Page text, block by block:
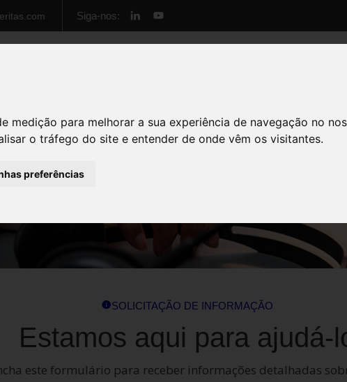
medição para melhorar a sua experiência de navegação no
o tráfego do site e entender de onde vêm os visitantes.
preferências
Siga-nos:
SOLICITAÇÃO DE INFORMAÇÃO
Estamos aqui para ajudá-
este formulário para receber informações detalhadas